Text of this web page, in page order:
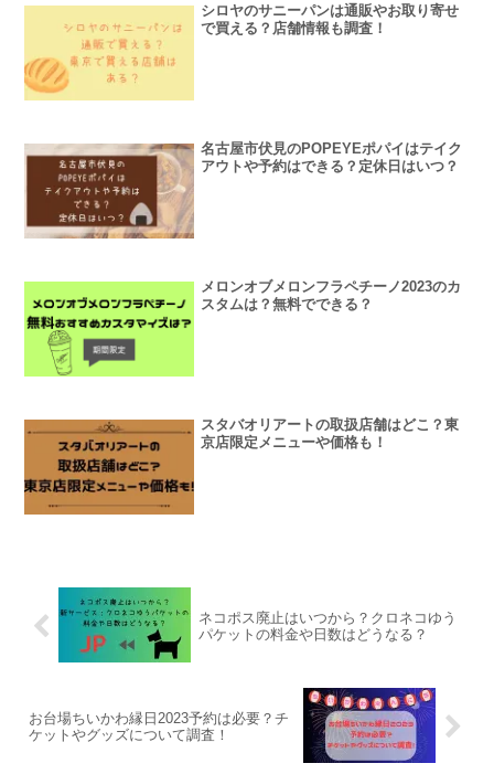
シロヤのサニーパンは通販やお取り寄せ
で買える？店舗情報も調査！
名古屋市伏見のPOPEYEポパイはテイク
アウトや予約はできる？定休日はいつ？
メロンオブメロンフラペチーノ2023のカ
スタムは？無料でできる？
スタバオリアートの取扱店舗はどこ？東
京店限定メニューや価格も！
ネコポス廃止はいつから？クロネコゆう
パケットの料金や日数はどうなる？
お台場ちいかわ縁日2023予約は必要？チ
ケットやグッズについて調査！